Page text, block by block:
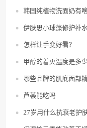
韩国纯植物洗面奶有啥
伊肤思小球藻修护补
怎样让手变好看？
甲醇的着火温度是多少
哪些品牌的肌底面部
芦荟能吃吗
27岁用什么抗衰老护肤